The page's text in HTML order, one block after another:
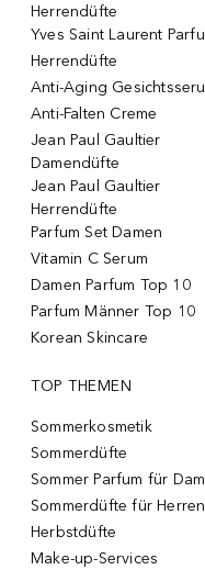
Herrendüfte
Yves Saint Laurent
Herrendüfte
Anti-Aging
Anti-Falten Creme
Jean Paul Gaultier
Damendüfte
Jean Paul Gaultier
Herrendüfte
Parfum Set Damen
Vitamin C Serum
Damen Parfum Top 10
Parfum Männer Top 10
Korean Skincare
TOP THEMEN
Sommerkosmetik
Sommerdüfte
Sommer Parfum für
Sommerdüfte für Herren
Herbstdüfte
Make-up-Services